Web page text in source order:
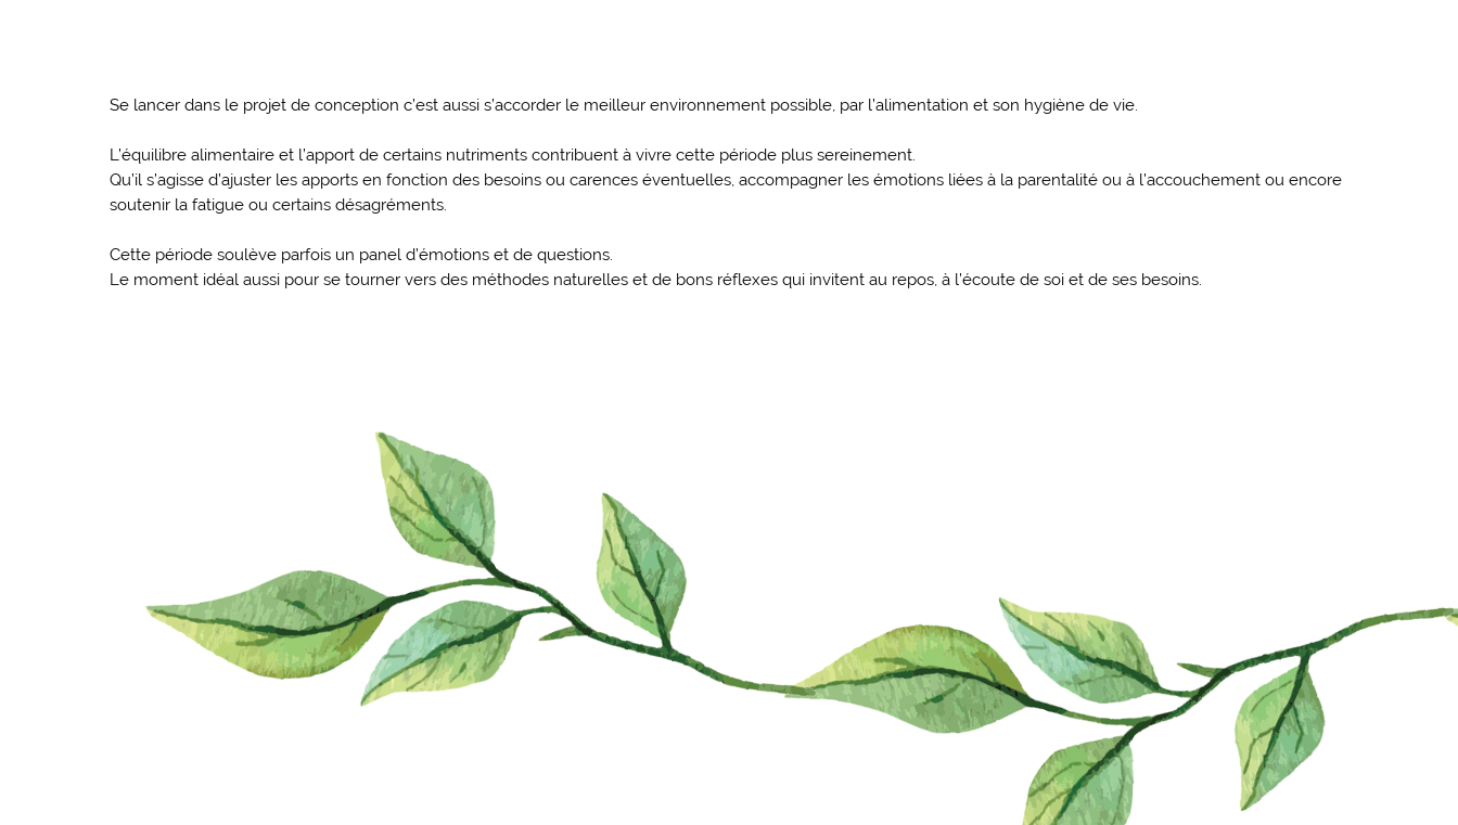
Se lancer dans le projet de conception c’est aussi s’accorder le meilleur environnement possible, par l’alimentation et son hygiène de vie.
L’équilibre alimentaire et l’apport de certains nutriments contribuent à vivre cette période plus sereinement.
Qu’il s’agisse d’ajuster les apports en fonction des besoins ou carences éventuelles, accompagner les émotions liées à la parentalité ou à l’accouchement ou encore
soutenir la fatigue ou certains désagréments.
Cette période soulève parfois un panel d’émotions et de questions.
Le moment idéal aussi pour se tourner vers des méthodes naturelles et de bons réflexes qui invitent au repos, à l’écoute de soi et de ses besoins.